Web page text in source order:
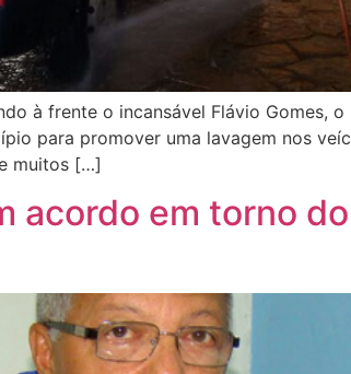
à frente o incansável Flávio Gomes,
para promover uma lavagem nos
muitos […]
acordo em torno